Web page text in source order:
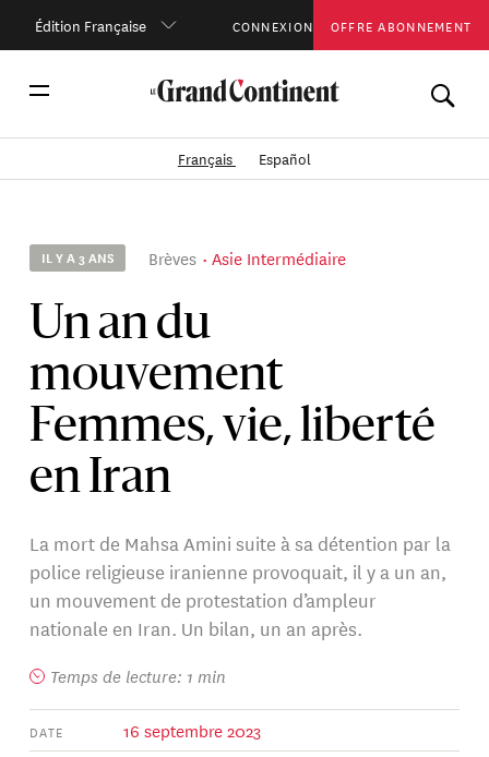
Édition Française CONNEXION OFFRE ABONNEMENT
Français Español
IL Y A 3 ANS Brèves Asie Intermédiaire
Un an du
mouvement
Femmes, vie, liberté
en Iran
La mort de Mahsa Amini suite à sa détention par la
police religieuse iranienne provoquait, il y a un an,
un mouvement de protestation d’ampleur
nationale en Iran. Un bilan, un an après.
Temps de lecture: 1 min
DATE 16 septembre 2023